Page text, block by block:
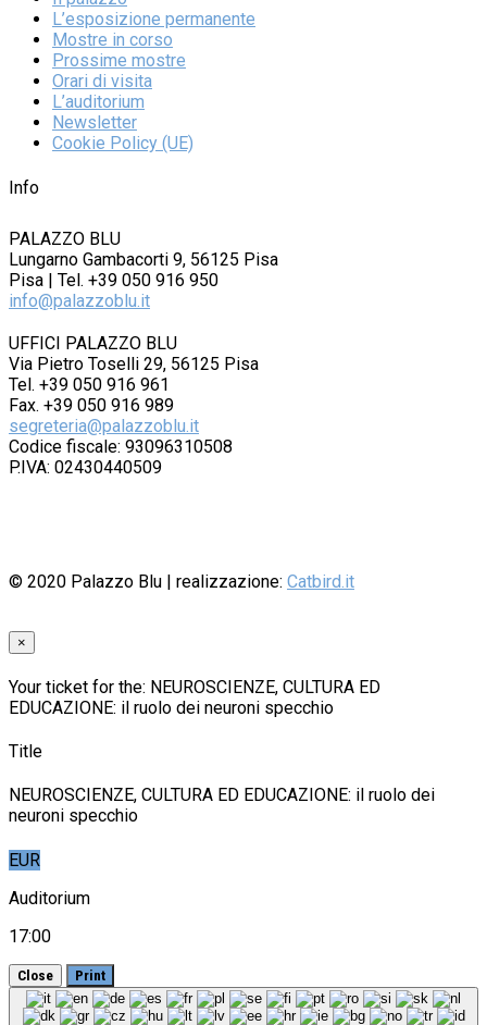
L’esposizione permanente
Mostre in corso
Prossime mostre
Orari di visita
L’auditorium
Newsletter
Cookie Policy (UE)
Info
PALAZZO BLU
Lungarno Gambacorti 9, 56125 Pisa
Pisa | Tel. +39 050 916 950
info@palazzoblu.it
UFFICI PALAZZO BLU
Via Pietro Toselli 29, 56125 Pisa
Tel. +39 050 916 961
Fax. +39 050 916 989
segreteria@palazzoblu.it
Codice fiscale: 93096310508
P.IVA: 02430440509
© 2020 Palazzo Blu | realizzazione: Catbird.it
×
Your ticket for the: NEUROSCIENZE, CULTURA ED
EDUCAZIONE: il ruolo dei neuroni specchio
Title
NEUROSCIENZE, CULTURA ED EDUCAZIONE: il ruolo dei
neuroni specchio
EUR
Auditorium
17:00
Close Print